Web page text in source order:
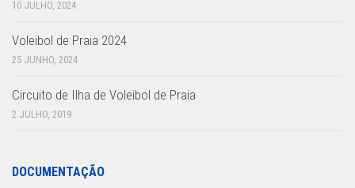
10 JULHO, 2024
Voleibol de Praia 2024
25 JUNHO, 2024
Circuito de Ilha de Voleibol de Praia
2 JULHO, 2019
DOCUMENTAÇÃO